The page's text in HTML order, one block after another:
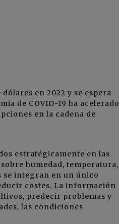
en 2022 y se espera
de COVID-19 ha acelerado
en la cadena de
estratégicamente en las
humedad, temperatura,
se integran en un único
costes. La información
predecir problemas y
las condiciones